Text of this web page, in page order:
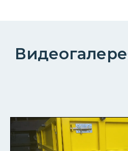
КОНТАКТЫ